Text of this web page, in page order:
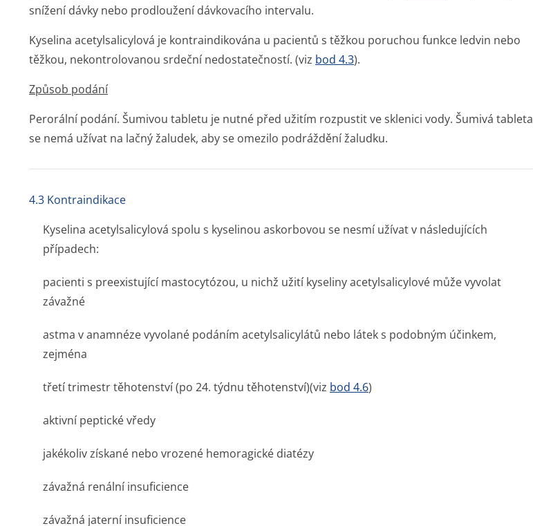
snížení dávky nebo prodloužení dávkovacího intervalu.
Kyselina acetylsalicylová je kontraindikována u pacientů s těžkou poruchou funkce ledvin nebo
těžkou, nekontrolovanou srdeční nedostatečností. (viz bod 4.3).
Způsob podání
Perorální podání. Šumivou tabletu je nutné před užitím rozpustit ve sklenici vody. Šumivá tableta
se nemá užívat na lačný žaludek, aby se omezilo podráždění žaludku.
4.3 Kontraindikace
Kyselina acetylsalicylová spolu s kyselinou askorbovou se nesmí užívat v následujících
případech:
pacienti s preexistující mastocytózou, u nichž užití kyseliny acetylsalicylové může vyvolat
závažné
astma v anamnéze vyvolané podáním acetylsalicylátů nebo látek s podobným účinkem,
zejména
třetí trimestr těhotenství (po 24. týdnu těhotenství)(viz bod 4.6)
aktivní peptické vředy
jakékoliv získané nebo vrozené hemoragické diatézy
závažná renální insuficience
závažná jaterní insuficience